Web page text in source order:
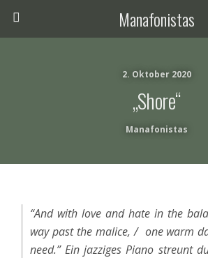
Manafonistas
2. Oktober 2020
„Shore“
Manafonistas
“And with love and hate in the
way past the malice, / one warm
need.” Ein jazziges Piano streunt